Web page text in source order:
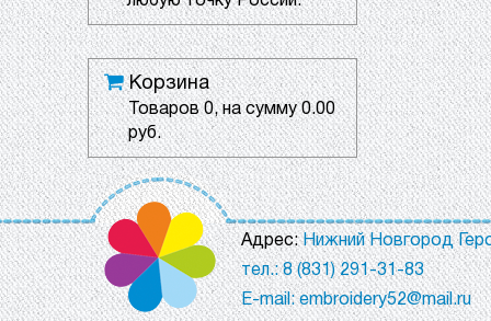
Корзина
Товаров0, на сумму0.00
руб.
Адрес:Нижний Новгород
тел.: 8 (831) 291-31-83
E-mail: embroidery52@mail.ru